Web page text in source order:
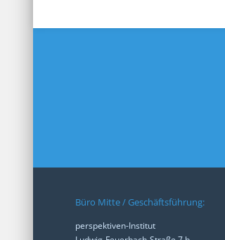
Büro Mitte / Geschäftsführung:
perspektiven-Institut